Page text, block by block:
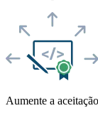
Aumente a